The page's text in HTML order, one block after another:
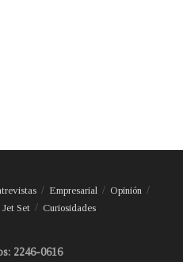
Empresarial
Opinión
Jet Set Curiosidades
2246-0616